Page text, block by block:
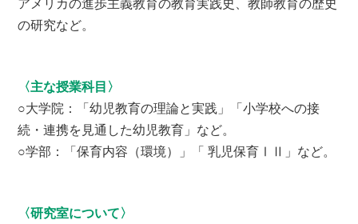
アメリカの進歩主義教育の教育実践史、教師教育の歴史
の研究など。
〈主な授業科目〉
○大学院：「幼児教育の理論と実践」「小学校への接
続・連携を見通した幼児教育」など。
○学部：「保育内容（環境）」「 乳児保育ⅠⅡ」など。
〈研究室について〉